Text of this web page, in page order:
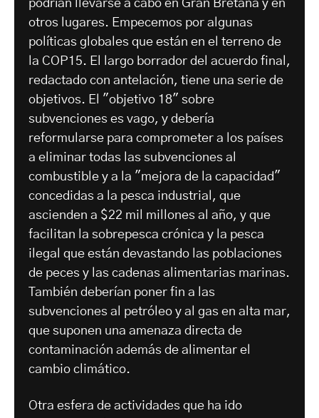
podrían llevarse a cabo en Gran Bretaña y en
otros lugares. Empecemos por algunas
políticas globales que están en el terreno de
la COP15. El largo borrador del acuerdo final,
redactado con antelación, tiene una serie de
objetivos. El "objetivo 18" sobre
subvenciones es vago, y debería
reformularse para comprometer a los países
a eliminar todas las subvenciones al
combustible y a la "mejora de la capacidad"
concedidas a la pesca industrial, que
ascienden a $22 mil millones al año, y que
facilitan la sobrepesca crónica y la pesca
ilegal que están devastando las poblaciones
de peces y las cadenas alimentarias marinas.
También deberían poner fin a las
subvenciones al petróleo y al gas en alta mar,
que suponen una amenaza directa de
contaminación además de alimentar el
cambio climático.
Otra esfera de actividades que ha ido